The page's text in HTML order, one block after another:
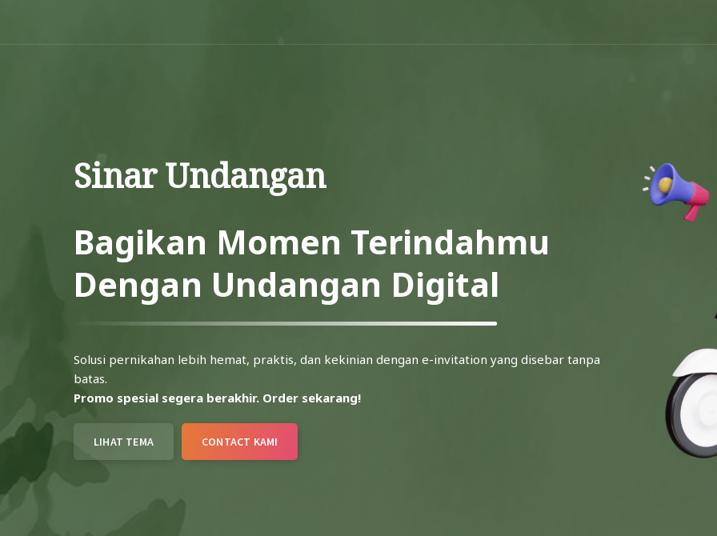
Sinar Undangan
Bagikan Momen Terindahmu
Dengan Undangan Digital
Solusi pernikahan lebih hemat, praktis, dan kekinian dengan e-invitation yang disebar tanpa
batas.
Promo spesial segera berakhir. Order sekarang!
LIHAT TEMA CONTACT KAMI